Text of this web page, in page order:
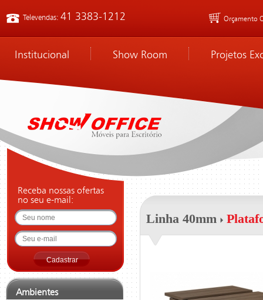
Televendas: 41 3383-1212 Orçamento
Institucional Show Room Projetos
Receba nossas ofertas
no seu e-mail:
Ambientes
Linha 40mm